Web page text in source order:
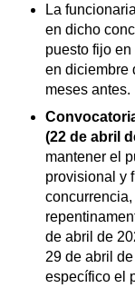
La
en dicho
puesto fijo
en diciembre
meses antes.
(22 de abril
mantener el
provisional y
de abril de
29 de abril
específico el